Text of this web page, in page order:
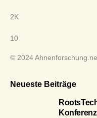
2K
10
© 2024
Neueste Beiträge